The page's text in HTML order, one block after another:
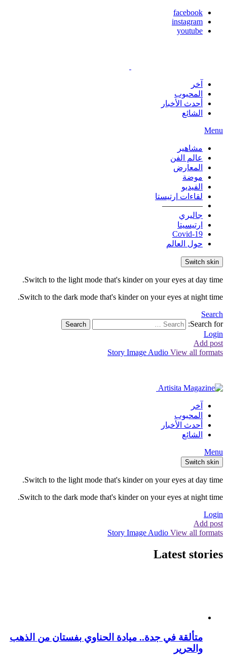
facebook
instagram
youtube
آخر
المحبوب
أحدث الأخبار
الشائع
Menu
مشاهير
عالم الفن
المعارض
موضة
الفيديو
لقاءات ارتيستا
—————
جاليري
ارتيسيتا
Covid-19
حول العالم
Switch skin
Switch to the light mode that's kinder on your eyes at day time.
Switch to the dark mode that's kinder on your eyes at night time.
Search
Search for:
Search
Login
Add post
Story Image Audio View all formats
آخر
المحبوب
أحدث الأخبار
الشائع
Menu
Switch skin
Switch to the light mode that's kinder on your eyes at day time.
Switch to the dark mode that's kinder on your eyes at night time.
Login
Add post
Story Image Audio View all formats
Latest stories
متألقة في جدة.. ميادة الحناوي بفستان من الذهب
والحرير